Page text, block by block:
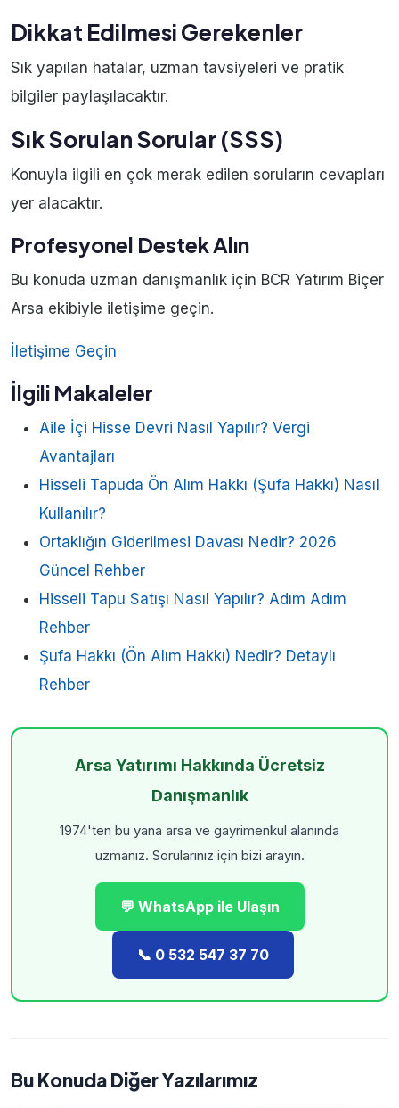
Dikkat Edilmesi Gerekenler
Sık yapılan hatalar, uzman tavsiyeleri ve pratik
bilgiler paylaşılacaktır.
Sık Sorulan Sorular (SSS)
Konuyla ilgili en çok merak edilen soruların cevapları
yer alacaktır.
Profesyonel Destek Alın
Bu konuda uzman danışmanlık için BCR Yatırım Biçer
Arsa ekibiyle iletişime geçin.
İletişime Geçin
İlgili Makaleler
Aile İçi Hisse Devri Nasıl Yapılır? Vergi
Avantajları
Hisseli Tapuda Ön Alım Hakkı (Şufa Hakkı) Nasıl
Kullanılır?
Ortaklığın Giderilmesi Davası Nedir? 2026
Güncel Rehber
Hisseli Tapu Satışı Nasıl Yapılır? Adım Adım
Rehber
Şufa Hakkı (Ön Alım Hakkı) Nedir? Detaylı
Rehber
Arsa Yatırımı Hakkında Ücretsiz
Danışmanlık
1974'ten bu yana arsa ve gayrimenkul alanında
uzmanız. Sorularınız için bizi arayın.
💬 WhatsApp ile Ulaşın
📞 0 532 547 37 70
Bu Konuda Diğer Yazılarımız